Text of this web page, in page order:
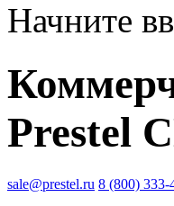
Начните
Prestel
sale@prestel.ru 8 (800) 333-